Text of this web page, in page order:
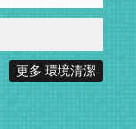
更多 環境清潔